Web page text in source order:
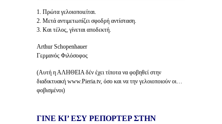
1. Πρώτα γελοιοποιείται.
2. Μετά αντιμετωπίζει σφοδρή αντίσταση.
3. Και τέλος, γίνεται αποδεκτή.
Arthur Schopenhauer
Γερμανός Φιλόσοφος
(Αυτή η ΑΛΗΘΕΙΑ δέν έχει τίποτα να φοβηθεί στην
διαδικτυακή www.Pieria.tv, όσο και να την γελοιοποιούν οι…
φοβισμένοι)
ΓΙΝΕ ΚΙ’ ΕΣΥ ΡΕΠΟΡΤΕΡ ΣΤΗΝ